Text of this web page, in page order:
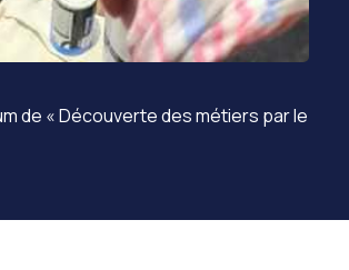
de « Découverte des métiers par le